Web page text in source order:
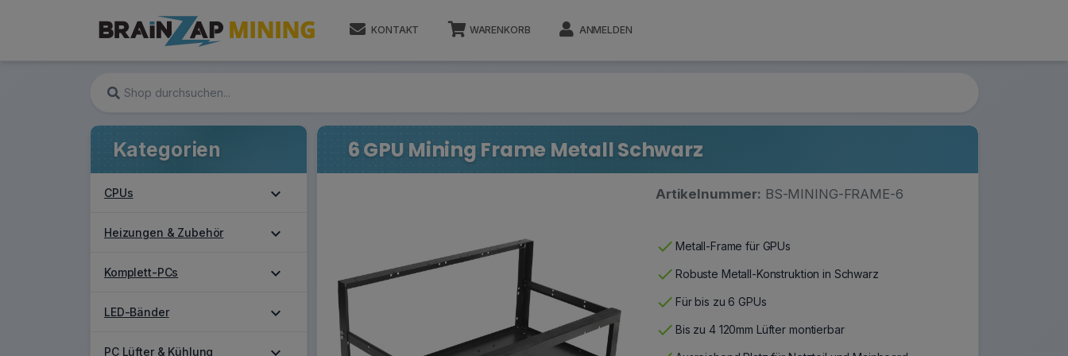
KONTAKT WARENKORB ANMELDEN
Kategorien
CPUs expand_more
Heizungen & Zubehör expand_more
Komplett-PCs expand_more
LED-Bänder expand_more
PC Lüfter & Kühlung
6 GPU Mining Frame Metall Schwarz
Artikelnummer: BS-MINING-FRAME-6
check Metall-Frame für GPUs
check Robuste Metall-Konstruktion in Schwarz
check Für bis zu 6 GPUs
check Bis zu 4 120mm Lüfter montierbar